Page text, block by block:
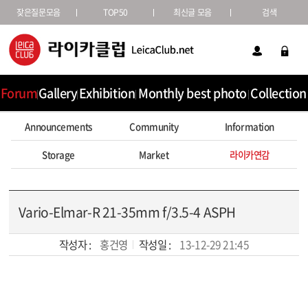
잦은질문모음 TOP50 최신글 모음 검색
ForumGalleryExhibition Monthly best photo Collection
Announcements Community Information
Storage Market 라이카연감
Vario-Elmar-R 21-35mm f/3.5-4 ASPH
작성자 : 홍건영 작성일 : 13-12-29 21:45